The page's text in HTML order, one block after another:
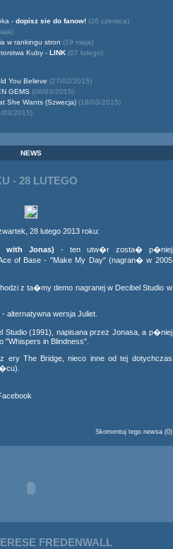
- dopisz sie do fanow!(26 czerwca)
w rankingu stron (19 maja)
Kuby - LINK(07 lutego)
You Believe (27/02/2015)
GEMS (06/03/2015)
She Wants (Szwecja) (18/03/2015)
03/2015)
NEWS
- 28 LUTEGO
28 lutego 2013 roku:
with Jonas) - ten utw�r zosta� p�niej
of Base - "Make My Day" (nagran� w 2005
z ta�my demo nagranej w Decibel Studio w
- alternatywna wersja Juliet.
Studio (1991), napisana przez Jonasa, a p�niej
"Whispers in Blindness".
ery The Bridge, nieco inne od tej dotychczas
Skomentuj tego newsa (0)
FREDENWALL